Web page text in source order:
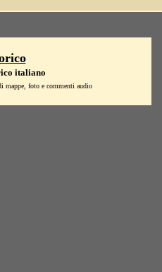
italiano
mappe, foto e commenti audio